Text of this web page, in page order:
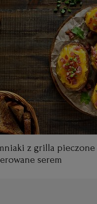
z grilla
serem